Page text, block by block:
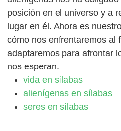
posición en el universo y a
lugar en él. Ahora es
cómo nos enfrentaremos al
adaptaremos para afrontar
nos esperan.
vida en sílabas
alienígenas en sílabas
seres en sílabas